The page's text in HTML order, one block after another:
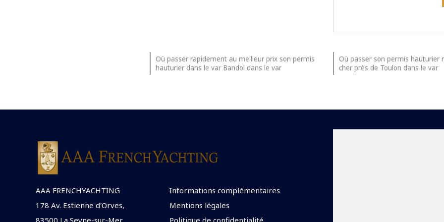
Où passer rapidement au meilleur prix son permis
hauturier dans le var Bandol dans le var
Où passer son permis hauturier
cher près de Toulon dans le var
AAA FRENCHYACHTING
178 Av. Estienne d'Orves,
83500 La Seyne-sur-Mer
Informations complémentaires
Mentions légales
Politique de confidentialité